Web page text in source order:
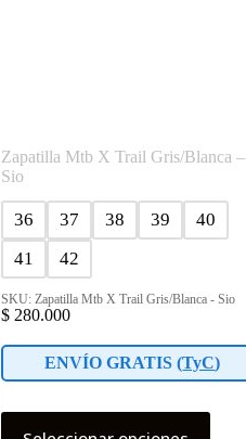
Zapatilla Mtb X Trail Gris/Blanca –
Sio
36 37 38 39
40
41
42
SKU: Zapatilla Mtb X Trail Gris/Blanca - Sio
$ 280.000
ENVÍO GRATIS (TyC)
Este